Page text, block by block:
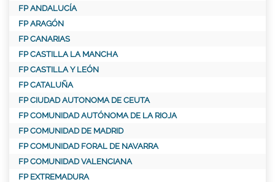
FP ANDALUCÍA
FP ARAGÓN
FP CANARIAS
FP CASTILLA LA MANCHA
FP CASTILLA Y LEÓN
FP CATALUÑA
FP CIUDAD AUTONOMA DE CEUTA
FP COMUNIDAD AUTÓNOMA DE LA RIOJA
FP COMUNIDAD DE MADRID
FP COMUNIDAD FORAL DE NAVARRA
FP COMUNIDAD VALENCIANA
FP EXTREMADURA